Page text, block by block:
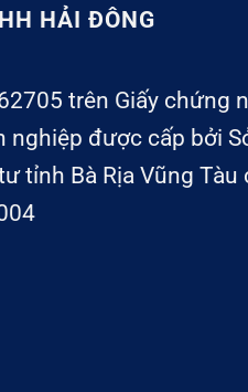
HẢI ĐÔNG
trên Giấy chứng
nghiệp được cấp bởi
tỉnh Bà Rịa Vũng Tàu